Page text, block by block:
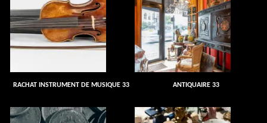
RACHAT INSTRUMENT DE MUSIQUE 33 ANTIQUAIRE 33